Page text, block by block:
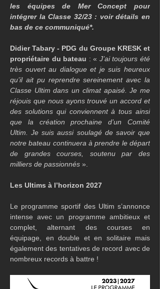
les équipes de Mer Concept pour
intégrer la Classe 32/23 : voir détails en
bas de ce communiqué*.
Didier Tabary - PDG du Groupe KRESK et
propriétaire du bateau : « J’ai toujours été
très ouvert au dialogue et je suis heureux
qu’il ait pu reprendre sereinement avec la
Classe Ultim dans un climat apaisé. Je me
réjouis que nous ayons trouvé un accord et
des solutions qui conviennent à tous ainsi
que la création prochaine d’un Comité
Ultim. Je suis aussi soulagé de savoir que
notre bateau continuera à prendre le départ
de grandes courses, soutenu par des
milliers de passionnés ».
Les Ultims à l’horizon 2027
Le programme sportif des Ultim s’annonce
intense avec un programme ambitieux et
complet, alternant des courses en
équipage, en double et en solitaire mais
également des tentatives de record avec de
nombreux records à battre !